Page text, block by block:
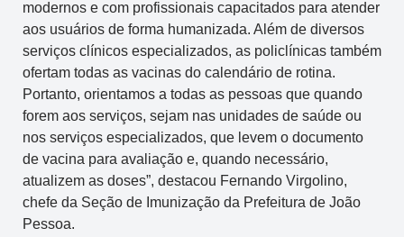
modernos e com profissionais capacitados para atender
aos usuários de forma humanizada. Além de diversos
serviços clínicos especializados, as policlínicas também
ofertam todas as vacinas do calendário de rotina.
Portanto, orientamos a todas as pessoas que quando
forem aos serviços, sejam nas unidades de saúde ou
nos serviços especializados, que levem o documento
de vacina para avaliação e, quando necessário,
atualizem as doses”, destacou Fernando Virgolino,
chefe da Seção de Imunização da Prefeitura de João
Pessoa.